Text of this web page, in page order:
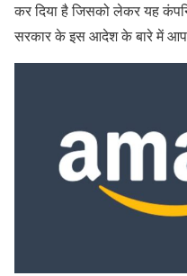
कर दिया है जिसको लेकर यह
सरकार के इस आदेश के बारे में